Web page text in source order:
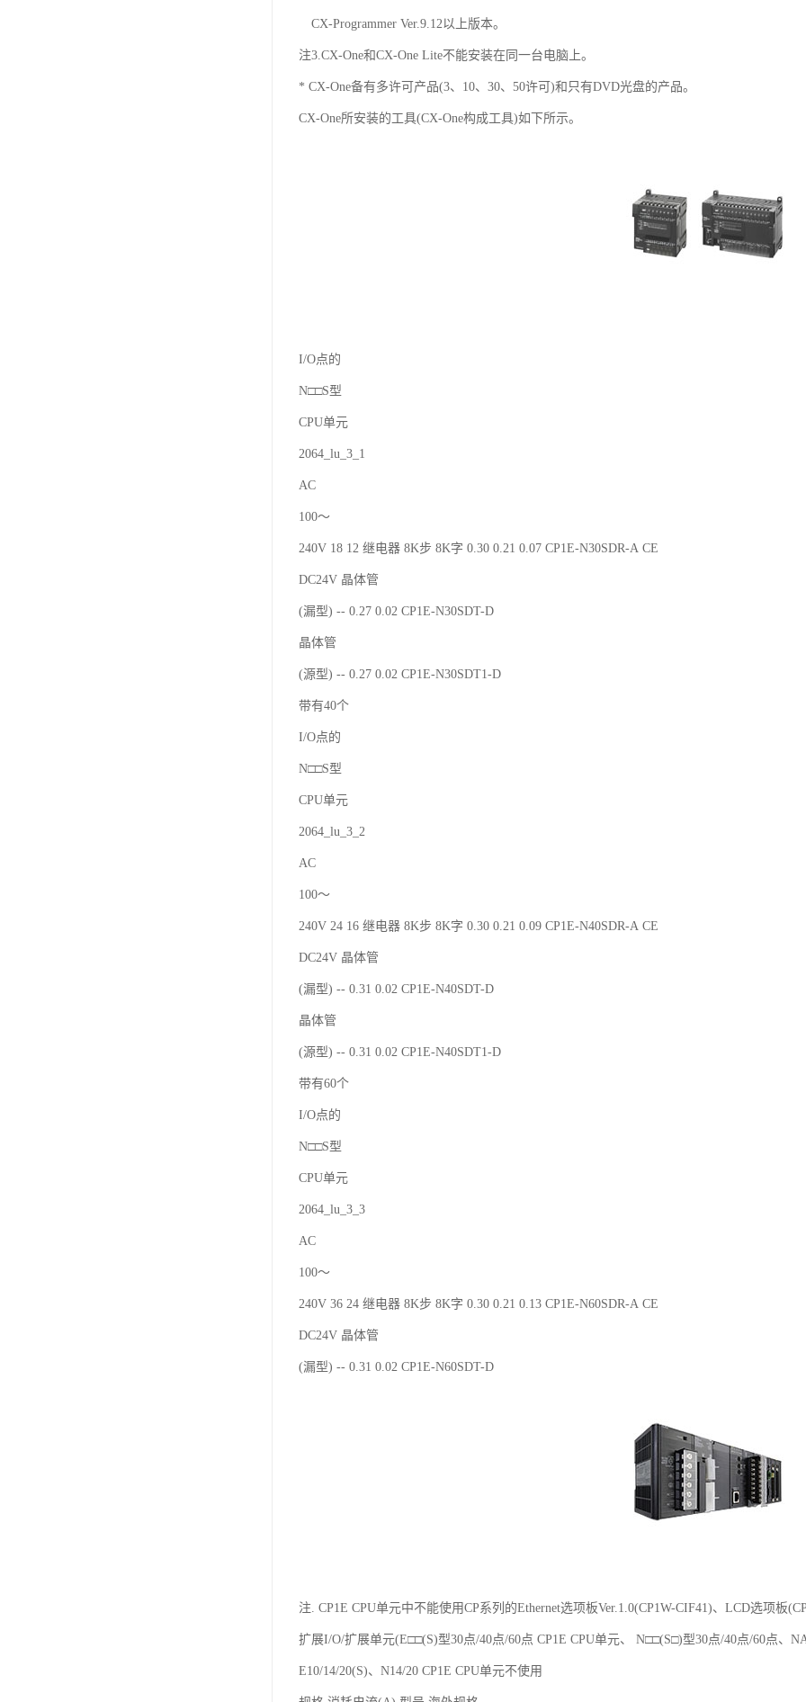
CX-Programmer Ver.9.12以上版本。
注3.CX-One和CX-One Lite不能安装在同一台电脑上。
* CX-One备有多许可产品(3、10、30、50许可)和只有DVD光盘的产品。
CX-One所安装的工具(CX-One构成工具)如下所示。
I/O点的
N□□S型
CPU单元
2064_lu_3_1
AC
100～
240V 18 12 继电器 8K步 8K字 0.30 0.21 0.07 CP1E-N30SDR-A CE
DC24V 晶体管
(漏型) -- 0.27 0.02 CP1E-N30SDT-D
晶体管
(源型) -- 0.27 0.02 CP1E-N30SDT1-D
带有40个
I/O点的
N□□S型
CPU单元
2064_lu_3_2
AC
100～
240V 24 16 继电器 8K步 8K字 0.30 0.21 0.09 CP1E-N40SDR-A CE
DC24V 晶体管
(漏型) -- 0.31 0.02 CP1E-N40SDT-D
晶体管
(源型) -- 0.31 0.02 CP1E-N40SDT1-D
带有60个
I/O点的
N□□S型
CPU单元
2064_lu_3_3
AC
100～
240V 36 24 继电器 8K步 8K字 0.30 0.21 0.13 CP1E-N60SDR-A CE
DC24V 晶体管
(漏型) -- 0.31 0.02 CP1E-N60SDT-D
注. CP1E CPU单元中不能使用CP系列的Ethernet选项板Ver.1.0(CP1W-CIF41)、LCD选项板
扩展I/O/扩展单元(E□□(S)型30点/40点/60点 CP1E CPU单元、 N□□(S□)型30点/40点/60点、
E10/14/20(S)、N14/20 CP1E CPU单元不使用